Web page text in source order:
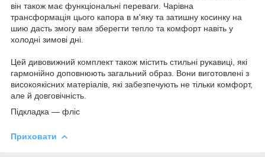
він також має функціональні переваги. Чарівна
трансформація цього капора в м'яку та затишну косинку на
шию дасть змогу вам зберегти тепло та комфорт навіть у
холодні зимові дні.
Цей дивовижний комплект також містить стильні рукавиці, які
гармонійно доповнюють загальний образ. Вони виготовлені з
високоякісних матеріалів, які забезпечують не тільки комфорт,
але й довговічність.
Підкладка — фліс
Приховати